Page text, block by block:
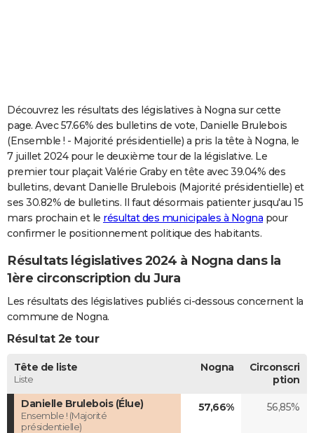
Carte de Noël
Carte Bonne année
Carte Saint-Valentin
Carte Pâques
Carte d'anniversaire
DICTIONNAIRE
Dictionnaire
Biographies
Citations
Expressions
Proverbes
PROGRAMME TV
COPAINS D'AVANT
Se connecter
Entreprises
Service militaire
Avis de recherche
AVIS DE DÉCÈS
Découvrez les résultats des législatives à Nogna sur cette
page. Avec 57.66% des bulletins de vote, Danielle Brulebois
(Ensemble ! - Majorité présidentielle) a pris la tête à Nogna, le
7 juillet 2024 pour le deuxième tour de la législative. Le
premier tour plaçait Valérie Graby en tête avec 39.04% des
bulletins, devant Danielle Brulebois (Majorité présidentielle) et
ses 30.82% de bulletins. Il faut désormais patienter jusqu'au 15
mars prochain et le résultat des municipales à Nogna pour
confirmer le positionnement politique des habitants.
Résultats législatives 2024 à Nogna dans la
1ère circonscription du Jura
Les résultats des législatives publiés ci-dessous concernent la
commune de Nogna.
Résultat 2e tour
Tête de liste
Liste
Nogna
Circonscri
ption
Danielle Brulebois (Élue)
Ensemble ! (Majorité
présidentielle)
57,66% 56,85%